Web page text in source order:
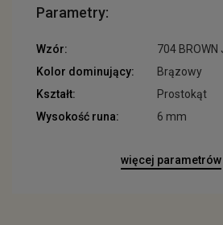
Parametry:
Wzór:
704 BROWN
Kolor dominujący:
Brązowy
Kształt:
Prostokąt
Wysokość runa:
6 mm
więcej parametrów